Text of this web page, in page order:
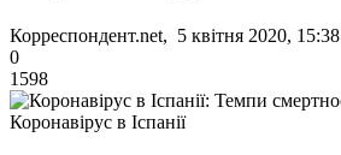
Корреспондент.net, 5 квітня 2020, 15:38
0
1598
Коронавірус в Іспанії